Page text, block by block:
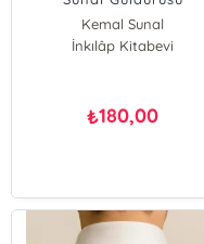
Kemal Sunal
İnkılâp Kitabevi
₺180,00